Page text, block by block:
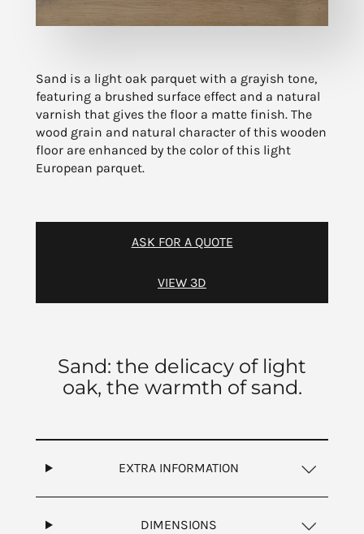
Sand is a light oak parquet with a grayish tone,
featuring a brushed surface effect and a natural
varnish that gives the floor a matte finish. The
wood grain and natural character of this wooden
floor are enhanced by the color of this light
European parquet.
ASK FOR A QUOTE
VIEW 3D
Sand: the delicacy of light
oak, the warmth of sand.
EXTRA INFORMATION
DIMENSIONS